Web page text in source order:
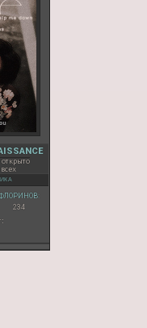
открыто
234